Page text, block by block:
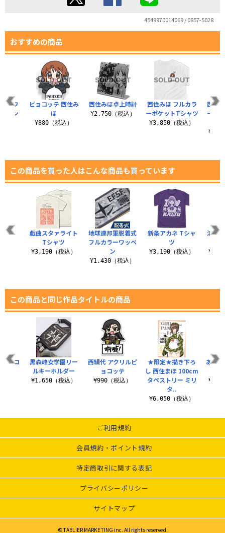
4549970014069 / 0857-5028
おすすめの商品
西住みほ卓上時計
¥2,750（税込）
西住みほ フルカラ
ーポケットTシャツ
¥3,850（税込）
西住
ーリ
式フ
ペン
ピョコッテ 西住み
ほ
¥880（税込）
この商品を買った人はこんな商品も買っています
地球連邦軍脱着式
フルカラーワッペ
ン
¥1,430（税込）
新条アカネ Tシャ
ツ
¥3,190（税込）
流派
戯曲スタァライト
Tシャツ
¥3,190（税込）
この商品と同じ作品タイトルの商品
西絹代 アクリルピ
ョコッテ
¥990（税込）
★限定★描き下ろ
し 西住まほ 100cm
タペストリー ミリ
タ..
¥6,050（税込）
あん
エコ
黒森峰女学園リー
ルキーホルダー
¥1,650（税込）
ご利用規約
会員規約・ポイント規約
特定商取引に関する表記
プライバシーポリシー
サイトマップ
©TABLIER MARKETING inc. All rights reserved.